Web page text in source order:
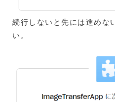
続行しないと先には進めな
い。